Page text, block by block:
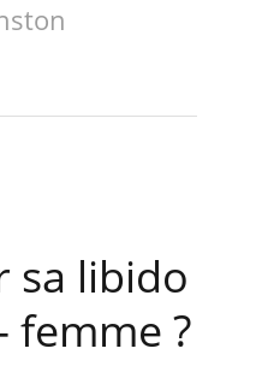
sa libido
femme ?